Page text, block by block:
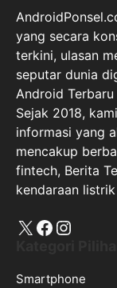
yang secara
terkini, ulasan
seputar dunia
Android
Sejak 2018,
informasi yang
mencakup
fintech, Berita
kendaraan
X Facebook
Smartphone